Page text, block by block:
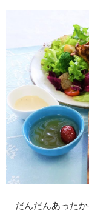
だんだんあったか